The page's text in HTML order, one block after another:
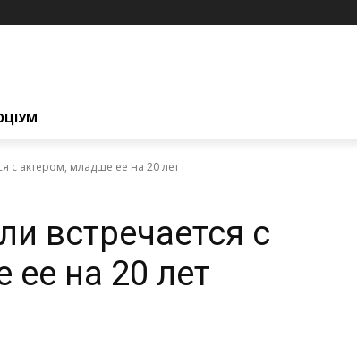
с актером, младше ее на 20 лет
встречается с
на 20 лет